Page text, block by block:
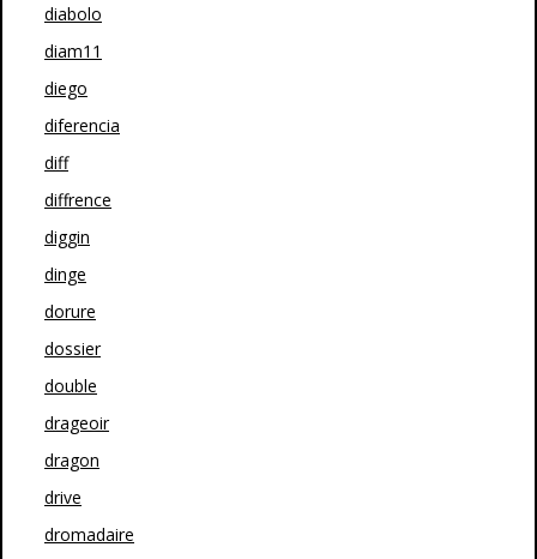
diabolo
diam11
diego
diferencia
diff
diffrence
diggin
dinge
dorure
dossier
double
drageoir
dragon
drive
dromadaire